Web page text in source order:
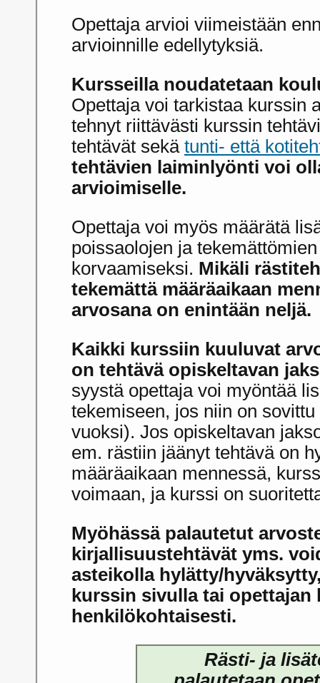
Opettaja arvioi viimeistään
arvioinnille edellytyksiä.
Kursseilla noudatetaan
Opettaja voi tarkistaa kurssin
tehnyt riittävästi kurssin
tehtävät sekä tunti- että
tehtävien laiminlyönti voi
arvioimiselle.
Opettaja voi myös määrätä
poissaolojen ja
korvaamiseksi. Mikäli
tekemättä määräaikaan
arvosana on enintään neljä.
Kaikki kurssiin kuuluvat
on tehtävä opiskeltavan
syystä opettaja voi myöntää
tekemiseen, jos niin on
vuoksi). Jos opiskeltavan
em. rästiin jäänyt tehtävä on
määräaikaan mennessä,
voimaan, ja kurssi on
Myöhässä palautetut
kirjallisuustehtävät yms.
asteikolla hylätty/
kurssin sivulla tai opettajan
henkilökohtaisesti.
Rästi- ja